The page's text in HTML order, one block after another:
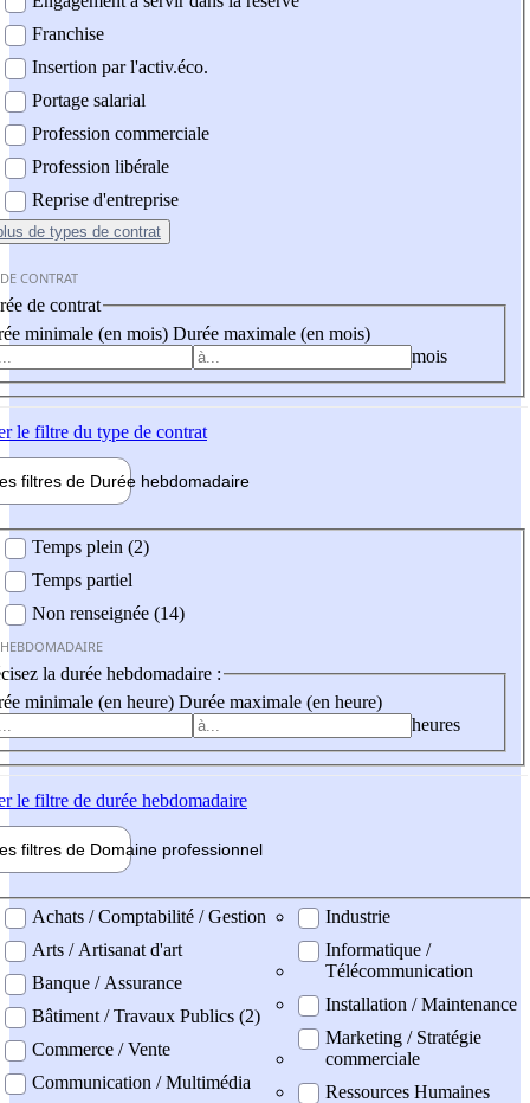
Franchise
Insertion par l'activ.éco.
Portage salarial
Profession commerciale
Profession libérale
Reprise d'entreprise
de types de contrat
CONTRAT
de contrat
minimale (en mois) Durée maximale (en mois)
mois
le filtre du type de contrat
filtres de Durée hebdomadaire
Temps plein (2)
Temps partiel
Non renseignée (14)
la durée hebdomadaire :
minimale (en heure) Durée maximale (en heure)
heures
le filtre de durée hebdomadaire
filtres de Domaine professionnel
professionel
Achats / Comptabilité / Gestion
Arts / Artisanat d'art
Banque / Assurance
Bâtiment / Travaux Publics (2)
Commerce / Vente
Communication / Multimédia
Industrie
Informatique /
Télécommunication
Installation / Maintenance
Marketing / Stratégie
commerciale
Ressources Humaines